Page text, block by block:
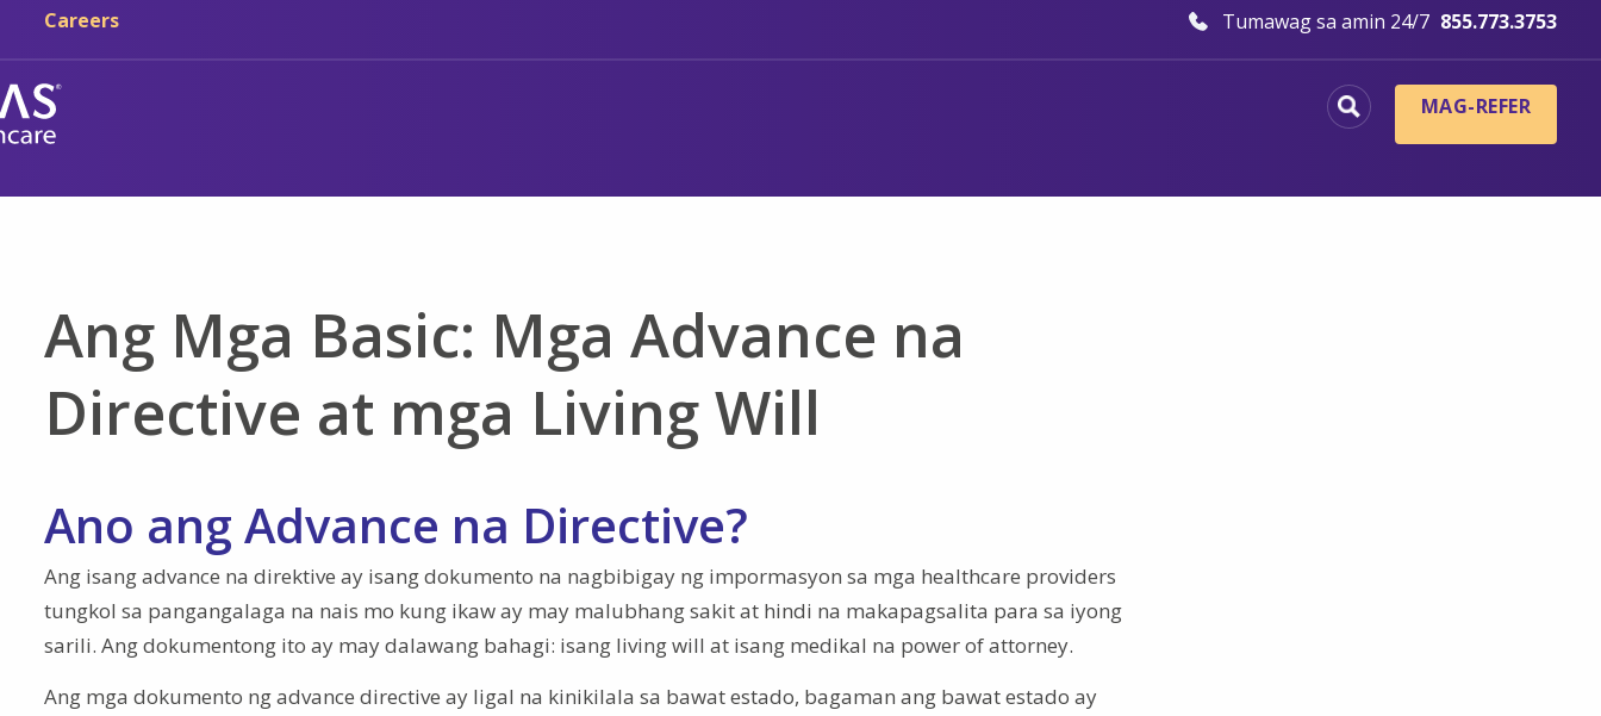
Skip sa main content
Skip sa navigation
Careers Tumawag sa amin 24/7 855.773.3753
MAG-REFER
Ang Mga Basic: Mga Advance na
Directive at mga Living Will
Ano ang Advance na Directive?
Ang isang advance na direktive ay isang dokumento na nagbibigay ng impormasyon sa mga healthcare providers
tungkol sa pangangalaga na nais mo kung ikaw ay may malubhang sakit at hindi na makapagsalita para sa iyong
sarili. Ang dokumentong ito ay may dalawang bahagi: isang living will at isang medikal na power of attorney.
Ang mga dokumento ng advance directive ay ligal na kinikilala sa bawat estado, bagaman ang bawat estado ay